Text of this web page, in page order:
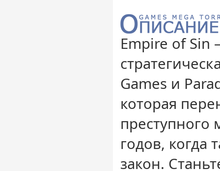
Empire of Sin
Games и
которая
преступного
годов, когда
закон.